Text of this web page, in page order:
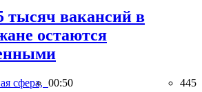
тысяч вакансий в
остаются
сфера, 00:50 445